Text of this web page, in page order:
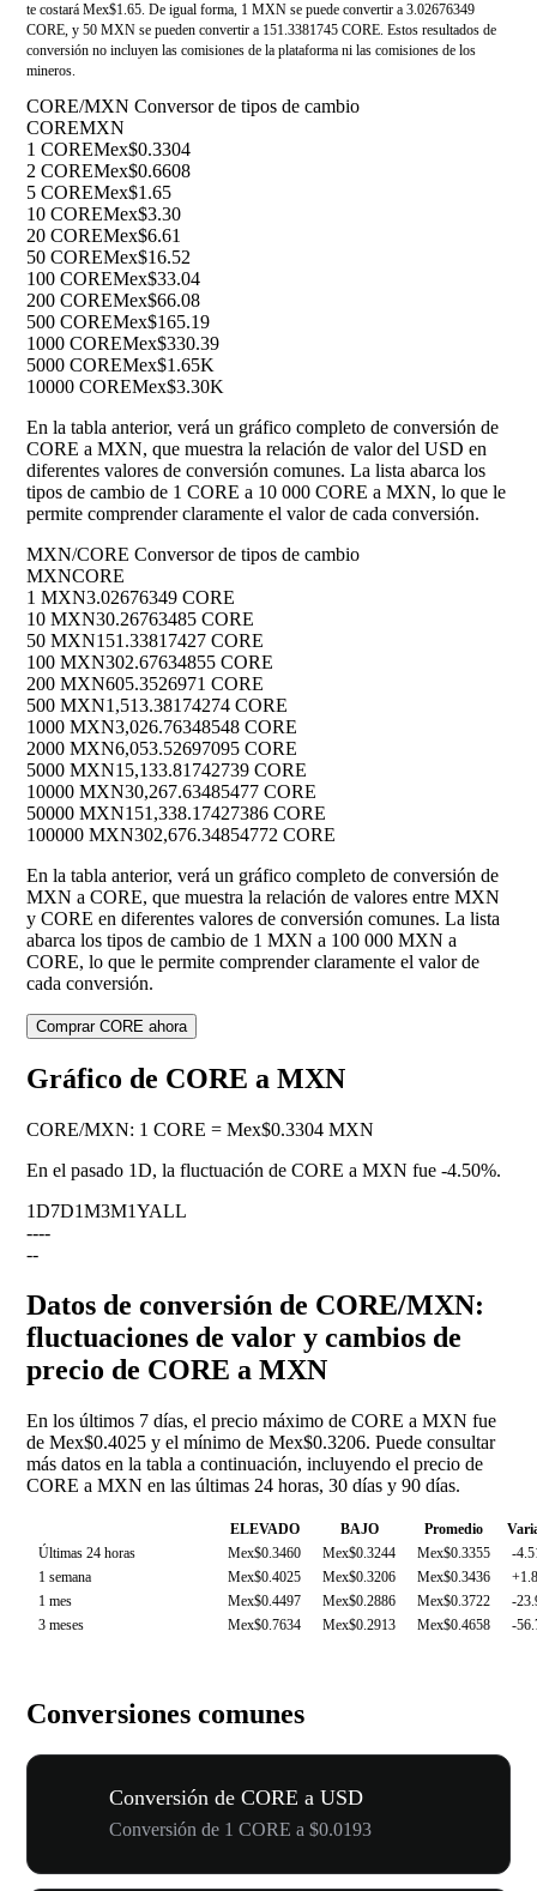
te costará Mex$1.65. De igual forma, 1 MXN se puede convertir a 3.02676349
CORE, y 50 MXN se pueden convertir a 151.3381745 CORE. Estos resultados de
conversión no incluyen las comisiones de la plataforma ni las comisiones de los
mineros.
CORE/MXN Conversor de tipos de cambio
COREMXN
1 COREMex$0.3304
2 COREMex$0.6608
5 COREMex$1.65
10 COREMex$3.30
20 COREMex$6.61
50 COREMex$16.52
100 COREMex$33.04
200 COREMex$66.08
500 COREMex$165.19
1000 COREMex$330.39
5000 COREMex$1.65K
10000 COREMex$3.30K
En la tabla anterior, verá un gráfico completo de conversión de
CORE a MXN, que muestra la relación de valor del USD en
diferentes valores de conversión comunes. La lista abarca los
tipos de cambio de 1 CORE a 10 000 CORE a MXN, lo que le
permite comprender claramente el valor de cada conversión.
MXN/CORE Conversor de tipos de cambio
MXNCORE
1 MXN3.02676349 CORE
10 MXN30.26763485 CORE
50 MXN151.33817427 CORE
100 MXN302.67634855 CORE
200 MXN605.3526971 CORE
500 MXN1,513.38174274 CORE
1000 MXN3,026.76348548 CORE
2000 MXN6,053.52697095 CORE
5000 MXN15,133.81742739 CORE
10000 MXN30,267.63485477 CORE
50000 MXN151,338.17427386 CORE
100000 MXN302,676.34854772 CORE
En la tabla anterior, verá un gráfico completo de conversión de
MXN a CORE, que muestra la relación de valores entre MXN
y CORE en diferentes valores de conversión comunes. La lista
abarca los tipos de cambio de 1 MXN a 100 000 MXN a
CORE, lo que le permite comprender claramente el valor de
cada conversión.
Comprar CORE ahora
Gráfico de CORE a MXN
CORE/MXN: 1 CORE = Mex$0.3304 MXN
En el pasado 1D, la fluctuación de CORE a MXN fue -4.50%.
1D7D1M3M1YALL
----
--
Datos de conversión de CORE/MXN:
fluctuaciones de valor y cambios de
precio de CORE a MXN
En los últimos 7 días, el precio máximo de CORE a MXN fue
de Mex$0.4025 y el mínimo de Mex$0.3206. Puede consultar
más datos en la tabla a continuación, incluyendo el precio de
CORE a MXN en las últimas 24 horas, 30 días y 90 días.
ELEVADO BAJO Promedio
Últimas 24 horas
Mex$0.3460 Mex$0.3244 Mex$0.3355
-
1 semana
Mex$0.4025 Mex$0.3206 Mex$0.3436
1 mes
Mex$0.4497 Mex$0.2886 Mex$0.3722
-
3 meses
Mex$0.7634 Mex$0.2913 Mex$0.4658 -
Conversiones comunes
Conversión de CORE a USD
Conversión de 1 CORE a $0.0193